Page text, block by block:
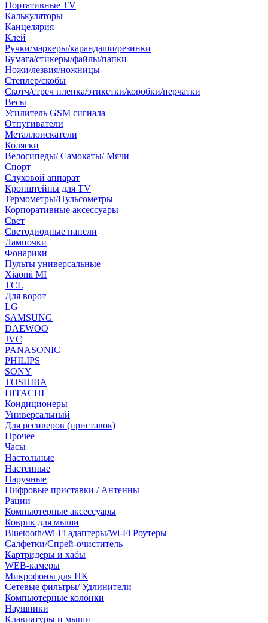
Портативные TV
Калькуляторы
Канцелярия
Клей
Ручки/маркеры/карандаши/резинки
Бумага/стикеры/файлы/папки
Ножи/лезвия/ножницы
Степлер/скобы
Скотч/стреч пленка/этикетки/коробки/перчатки
Весы
Усилитель GSM сигнала
Отпугиватели
Металлоискатели
Коляски
Велосипеды/ Самокаты/ Мячи
Спорт
Слуховой аппарат
Кронштейны для TV
Термометры/Пульсометры
Корпоративные аксессуары
Свет
Светодиодные панели
Лампочки
Фонарики
Пульты универсальные
Xiaomi MI
TCL
Для ворот
LG
SAMSUNG
DAEWOO
JVC
PANASONIC
PHILIPS
SONY
TOSHIBA
HITACHI
Кондиционеры
Универсальный
Для ресиверов (приставок)
Прочее
Часы
Настольные
Настенные
Наручные
Цифровые приставки / Антенны
Рации
Компьютерные аксессуары
Коврик для мыши
Bluetooth/Wi-Fi адаптеры/Wi-Fi Роутеры
Салфетки/Спрей-очиститель
Картридеры и хабы
WEB-камеры
Микрофоны для ПК
Сетевые фильтры/ Удлинители
Компьютерные колонки
Наушники
Клавиатуры и мыши